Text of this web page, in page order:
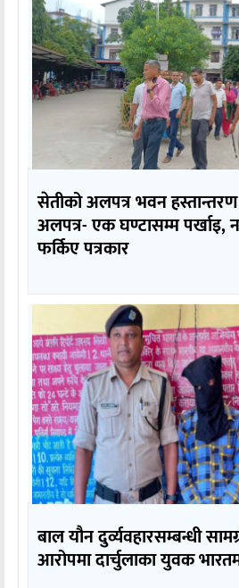
सेतीको अलपत्र भवन हस्तान्तरण
अलपत्र- एक घण्टासम्म पर्खाइ,
फर्किए पत्रकार
बाल यौन दुर्व्यवहारसम्बन्धी
आरोपमा दार्चुलाका युवक